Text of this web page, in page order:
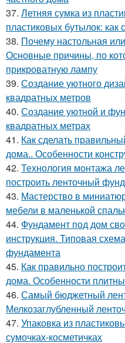
37. Летняя сумка из
пластиковых бутылок: как
38. Почему настольная
Основные причины, по
прикроватную лампу
39. Создание уютного
квадратных метров
40. Создание уютной и
квадратных метрах
41. Как сделать
дома.. Особенности
42. Технология монтажа
построить ленточный
43. Мастерство в
мебели в маленькой
44. Фундамент под дом
инструкция. Типовая
фундамента
45. Как правильно
дома. Особенности
46. Самый бюджетный
Мелкозаглубленный
47. Упаковка из
сумочках-косметичках